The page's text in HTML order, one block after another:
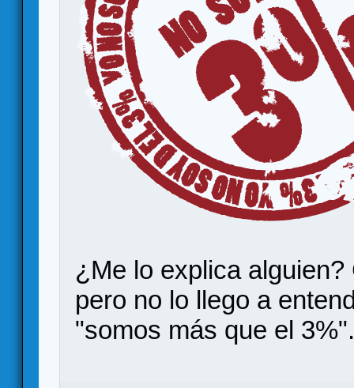
¿Me lo explica
pero no lo llego a
"somos más que el